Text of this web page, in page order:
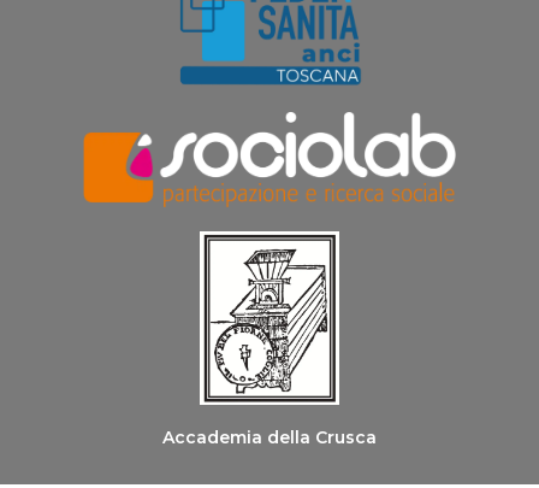
Accademia della Crusca